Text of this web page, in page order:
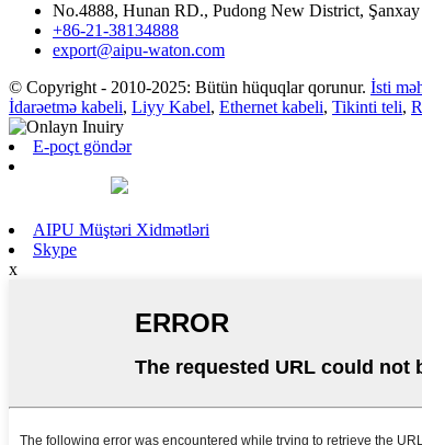
No.4888, Hunan RD., Pudong New District,
+86-21-38134888
export@aipu-waton.com
© Copyright - 2010-2025: Bütün hüquqlar qorunur. İsti
İdarəetmə kabeli, Liyy Kabel, Ethernet kabeli, Tikinti teli,
E-poçt göndər
AIPU Müştəri Xidmətləri
Skype
x